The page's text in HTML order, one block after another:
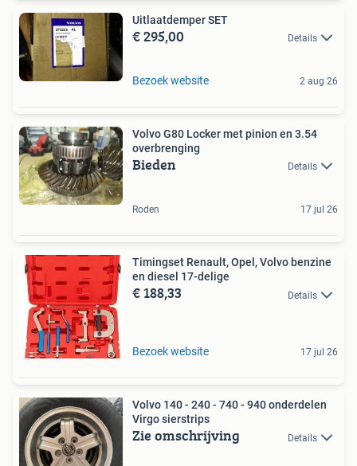
Uitlaatdemper SET
€ 295,00 Details
Bezoek website 2 aug 26
Volvo G80 Locker met pinion en 3.54
overbrenging
Bieden Details
Roden 17 jul 26
Timingset Renault, Opel, Volvo benzine
en diesel 17-delige
€ 188,33 Details
Bezoek website 17 jul 26
Volvo 140 - 240 - 740 - 940 onderdelen
Virgo sierstrips
Zie omschrijving Details